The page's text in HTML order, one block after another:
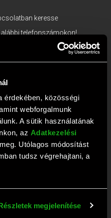
érdekében, közösségi
webforgalmunk
A sütik használatának
az Adatkezelési
Utólagos módosítást
tudsz végrehajtani, a
megjelenítése
keresse
telefonszámokon!
utca 19/a.
+36 1 203 0382;
19; Szombat 9-13 óráig
Szerviz
386 6022